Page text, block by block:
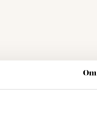
Om